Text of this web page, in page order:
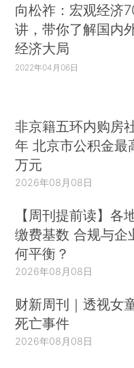
向松祚：宏观经济
讲，带你了解国内
经济大局
2022年04月06日
非京籍五环内购房
年 北京市公积金最
万元
2026年08月08日
【周刊提前读】各
缴费基数 合规与企
何平衡？
2026年08月08日
财新周刊｜透视女
死亡事件
2026年08月08日